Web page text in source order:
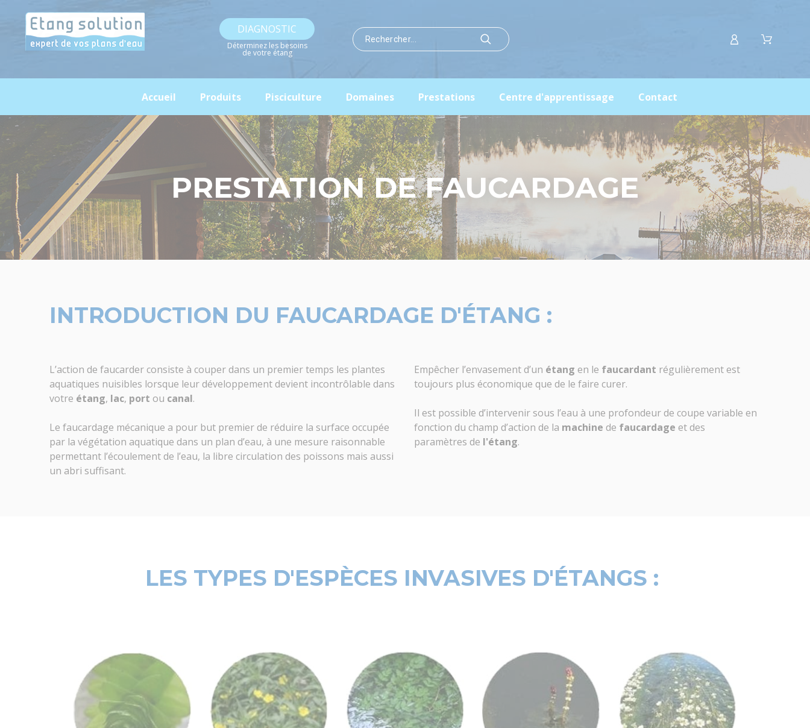
DIAGNOSTIC
Déterminez les besoins
de votre étang
Accueil Produits Pisciculture Domaines Prestations Centre d'apprentissage Contact
PRESTATION DE FAUCARDAGE
INTRODUCTION DU FAUCARDAGE D'ÉTANG :
L’action de faucarder consiste à couper dans un premier temps les plantes
aquatiques nuisibles lorsque leur développement devient incontrôlable dans
votre étang, lac, port ou canal.
Le faucardage mécanique a pour but premier de réduire la surface occupée
par la végétation aquatique dans un plan d’eau, à une mesure raisonnable
permettant l’écoulement de l’eau, la libre circulation des poissons mais aussi
un abri suffisant.
Empêcher l’envasement d’un étang en le faucardant régulièrement est
toujours plus économique que de le faire curer.
Il est possible d’intervenir sous l’eau à une profondeur de coupe variable en
fonction du champ d’action de la machine de faucardage et des
paramètres de l'étang.
LES TYPES D'ESPÈCES INVASIVES D'ÉTANGS :